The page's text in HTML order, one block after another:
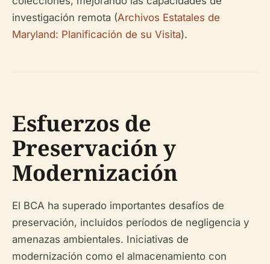
investigación remota (Archivos Estatales de
Maryland: Planificación de su Visita).
Esfuerzos de
Preservación y
Modernización
El BCA ha superado importantes desafíos de
preservación, incluidos períodos de negligencia y
amenazas ambientales. Iniciativas de
modernización como el almacenamiento con